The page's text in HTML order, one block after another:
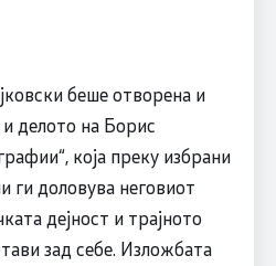
беше отворена и
делото на Борис
која преку избрани
ги доловува неговиот
дејност и трајното
зад себе. Изложбата